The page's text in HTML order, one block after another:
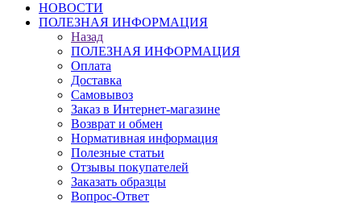
НОВОСТИ
ПОЛЕЗНАЯ ИНФОРМАЦИЯ
Назад
ПОЛЕЗНАЯ ИНФОРМАЦИЯ
Оплата
Доставка
Самовывоз
Заказ в Интернет-магазине
Возврат и обмен
Нормативная информация
Полезные статьи
Отзывы покупателей
Заказать образцы
Вопрос-Ответ